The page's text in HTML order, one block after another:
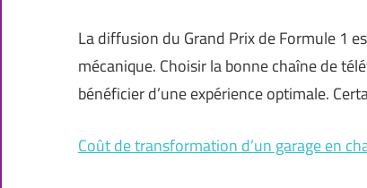
La diffusion du Grand Prix de Formule 1
mécanique. Choisir la bonne chaîne de
bénéficier d’une expérience optimale.
Coût de transformation d’un garage en